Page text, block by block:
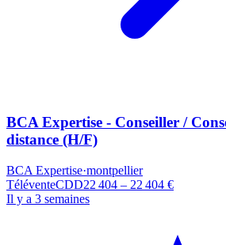
BCA Expertise - Conseiller /
distance (H/F)
BCA Expertise·montpellier
TéléventeCDD22 404 – 22 404 €
Il y a 3 semaines